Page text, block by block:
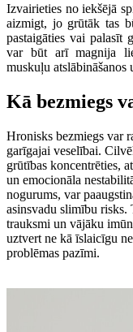
Izvairieties no iekšējā
aizmigt, jo grūtāk tas
pastaigāties vai palasīt
var būt arī magnija
muskuļu atslābināšanos
Kā bezmiegs
Hronisks bezmiegs var
garīgajai veselībai.
grūtības koncentrēties,
un emocionāla
nogurums, var
asinsvadu slimību risks.
trauksmi un vājāku
uztvert ne kā īslaicīgu
problēmas pazīmi.